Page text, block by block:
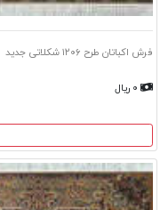
فرش اکباتان طرح ۱۲۰۶ شکلاتی جدید